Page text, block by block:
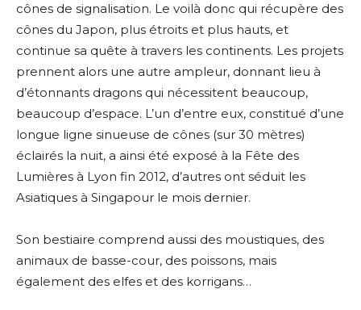
cônes de signalisation. Le voilà donc qui récupère des
cônes du Japon, plus étroits et plus hauts, et
continue sa quête à travers les continents. Les projets
prennent alors une autre ampleur, donnant lieu à
d’étonnants dragons qui nécessitent beaucoup,
beaucoup d’espace. L’un d’entre eux, constitué d’une
longue ligne sinueuse de cônes (sur 30 mètres)
éclairés la nuit, a ainsi été exposé à la Fête des
Lumières à Lyon fin 2012, d’autres ont séduit les
Asiatiques à Singapour le mois dernier.
Son bestiaire comprend aussi des moustiques, des
animaux de basse-cour, des poissons, mais
également des elfes et des korrigans…